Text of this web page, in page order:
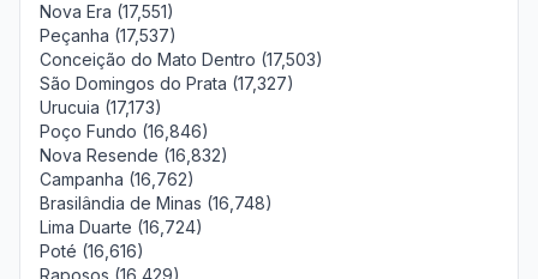
Nova Era (17,551)
Peçanha (17,537)
Conceição do Mato Dentro (17,503)
São Domingos do Prata (17,327)
Urucuia (17,173)
Poço Fundo (16,846)
Nova Resende (16,832)
Campanha (16,762)
Brasilândia de Minas (16,748)
Lima Duarte (16,724)
Poté (16,616)
Raposos (16,429)